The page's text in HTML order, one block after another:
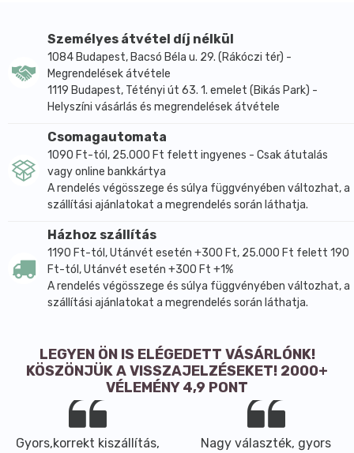
Személyes átvétel díj nélkül
1084 Budapest, Bacsó Béla u. 29. (Rákóczi tér) -
Megrendelések átvétele
1119 Budapest, Tétényi út 63. 1. emelet (Bikás Park) -
Helyszíni vásárlás és megrendelések átvétele
Csomagautomata
1090 Ft-tól, 25.000 Ft felett ingyenes - Csak átutalás
vagy online bankkártya
A rendelés végösszege és súlya függvényében változhat, a
szállítási ajánlatokat a megrendelés során láthatja.
Házhoz szállítás
1190 Ft-tól, Utánvét esetén +300 Ft, 25.000 Ft felett 190
Ft-tól, Utánvét esetén +300 Ft +1%
A rendelés végösszege és súlya függvényében változhat, a
szállítási ajánlatokat a megrendelés során láthatja.
LEGYEN ÖN IS ELÉGEDETT VÁSÁRLÓNK!
KÖSZÖNJÜK A VISSZAJELZÉSEKET! 2000+
VÉLEMÉNY 4,9 PONT
Gyors,korrekt kiszállítás,
Nagy választék, gyors